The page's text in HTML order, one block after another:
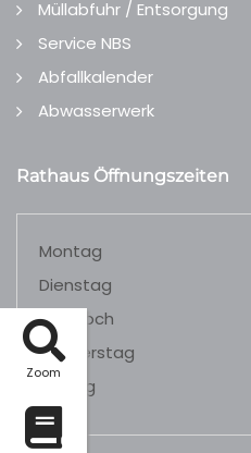
Zoom
Müllabfuhr / Entsorgung
Service NBS
Abfallkalender
Abwasserwerk
Rathaus Öffnungszeiten
Montag
Dienstag
Mittwoch
Donnerstag
Freitag